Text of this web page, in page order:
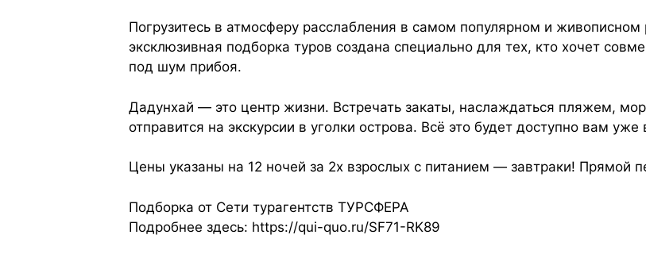
Погрузитесь в атмосферу расслабления в самом популярном и
эксклюзивная подборка туров создана специально для тех, кто хочет
под шум прибоя.
Дадунхай — это центр жизни. Встречать закаты, наслаждаться пляжем,
отправится на экскурсии в уголки острова. Всё это будет доступно вам уже
Цены указаны на 12 ночей за 2х взрослых с питанием — завтраки! Прямой
Подборка от Сети турагентств ТУРСФЕРА
Подробнее здесь: https://qui-quo.ru/SF71-RK89